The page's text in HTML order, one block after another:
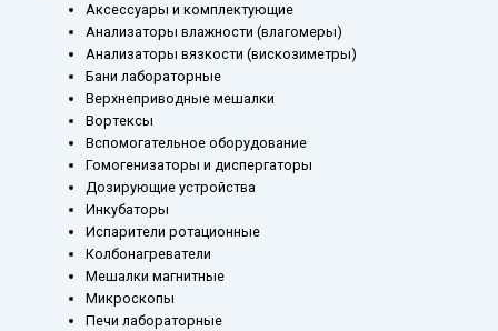
Аксессуары и комплектующие
Анализаторы влажности (влагомеры)
Анализаторы вязкости (вискозиметры)
Бани лабораторные
Верхнеприводные мешалки
Вортексы
Вспомогательное оборудование
Гомогенизаторы и диспергаторы
Дозирующие устройства
Инкубаторы
Испарители ротационные
Колбонагреватели
Мешалки магнитные
Микроскопы
Печи лабораторные